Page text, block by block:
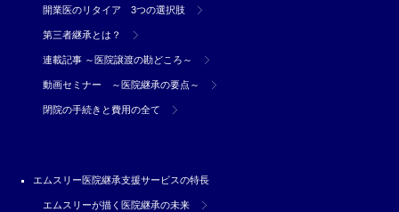
開業医のリタイア 3つの選択肢
第三者継承とは？
連載記事 ～医院譲渡の勘どころ～
動画セミナー ～医院継承の要点～
閉院の手続きと費用の全て
エムスリー医院継承支援サービスの特長
エムスリーが描く医院継承の未来